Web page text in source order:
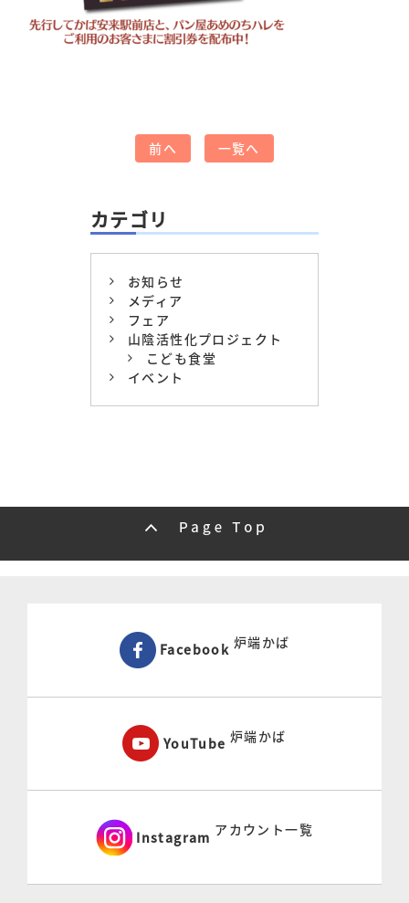
前へ 一覧へ
カテゴリ
お知らせ
メディア
フェア
山陰活性化プロジェクト
こども食堂
イベント
Facebook 炉端かば
YouTube 炉端かば
Instagram アカウント一覧